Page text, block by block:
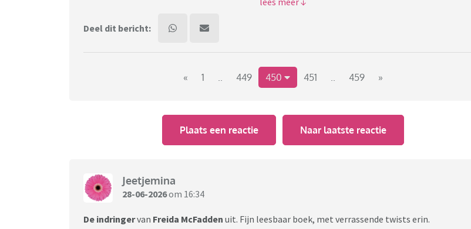
Eventueel kun je erbij schrijven wat je er tot nu toe van vindt of waarom je ervoor gekozen hebt dit
Deel dit bericht:
« 1 .. 449 450 451 .. 459 »
Plaats een reactie Naar laatste reactie
Jeetjemina
28-06-2026om 16:34
De indringervan Freida McFadden uit. Fijn leesbaar boek, met verrassende twists erin.